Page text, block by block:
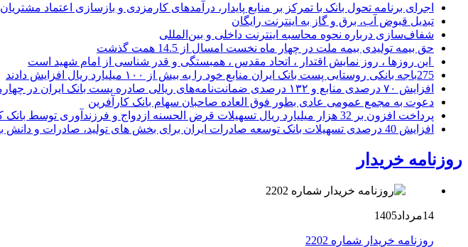
اجرای برنامه تحول بانک با تمرکز بر منابع پایدار، درآمدهای کارمزدی و بازسازی اعتماد مشتریان
تبدیل قبوض آب، برق و گاز به اینترنت رایگان
شفاف‌سازی درباره نحوه محاسبه اینترنت داخلی و بین‌المللی
حق بیمه تولیدی بیمه ملت در چهار ماه نخست امسال از 14.5 همت گذشت
این روزها ، روز نمایش اقتدار ، اتحاد مقدس ، همبستگی و قدر شناسی از امام شهید است
275باجه بانکی روستایی پست بانک ایران منابع خود را به بیش از ۱۰۰ میلیارد ریال افزایش دادند
افزایش ۷۰ درصدی منابع و ۱۳۲ درصدی ضمانت‌نامه‌های ریالی صادره پست بانک ایران در چهارماهه اول سال 1405
دعوت به مجمع عمومی عادی بطور فوق العاده صاحبان سهام بانک کارآفرین
پرداخت افزون بر 32 هزار میلیارد ریال تسهیلات قرض الحسنه ازدواج و فرزندآوری توسط بانک کشاورزی
افزایش 40 درصدی تسهیلات بانک توسعه صادرات ایران برای بخش های تولید، صادرات و دانش بنیان ها
روزنامه خریدار
14مرداد1405
روزنامه خریدار شماره 2202